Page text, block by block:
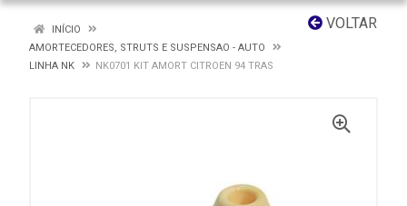
VOLTAR
INÍCIO
AMORTECEDORES, STRUTS E SUSPENSAO - AUTO
LINHA NK
NK0701 KIT AMORT CITROEN 94 TRAS